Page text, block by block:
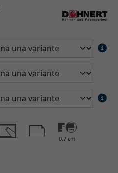
0,7 cm